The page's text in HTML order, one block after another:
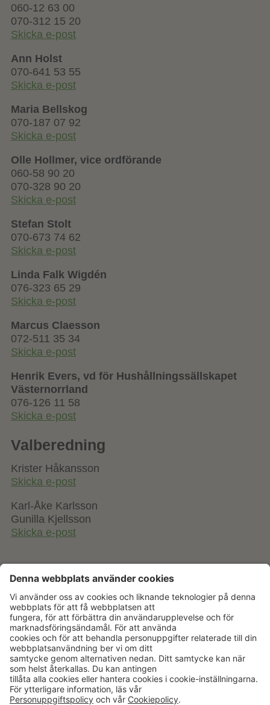
060-12 63 00
070-312 15 20
Skicka e-post
Ann Holst
070-641 53 55
Skicka e-post
Maria Bellskog
070-187 07 92
Skicka e-post
Olle Hollmer, vice ordförande
060-58 90 20
070-328 90 20
Skicka e-post
Stefan Stolt
070-673 74 62
Skicka e-post
Linda Falk Wigdén
076-323 65 29
Skicka e-post
Marcus Claesson
072-511 35 34
Skicka e-post
Henrik Evers, vd för Hushållningssällskapet
Västernorrland
076-126 11 58
Skicka e-post
Valberedning
Krister Håkansson
Skicka e-post
Karl-Åke Karlsson
Gunilla Kjellsson
Skicka e-post